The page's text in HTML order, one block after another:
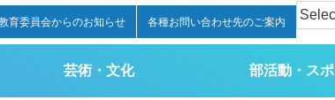
育委員会からのお知らせ 各種お問い合わせ先のご案内
芸術・文化 部活動・ス